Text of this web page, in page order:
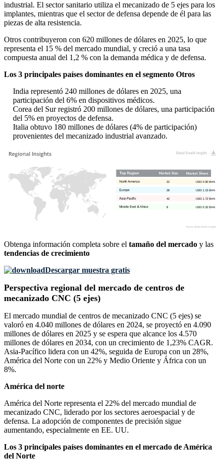
industrial. El sector sanitario utiliza el mecanizado de 5 ejes para los
implantes, mientras que el sector de defensa depende de él para las
piezas de alta resistencia.
Otros contribuyeron con 620 millones de dólares en 2025, lo que
representa el 15 % del mercado mundial, y creció a una tasa
compuesta anual del 1,2 % con la demanda médica y de defensa.
Los 3 principales países dominantes en el segmento Otros
India representó 240 millones de dólares en 2025, una
participación del 6% en dispositivos médicos.
Corea del Sur registró 200 millones de dólares, una participación
del 5% en proyectos de defensa.
Italia obtuvo 180 millones de dólares (4% de participación)
provenientes del mecanizado industrial avanzado.
USD 0.32 Bn%
8
USD 1.72 Bn%
42
USD 1.15 Bn%
28
USD 0.90 Bn%
22
Obtenga información completa sobre el tamaño del mercado y las
tendencias de crecimiento
Descargar muestra gratis
Perspectiva regional del mercado de centros de
mecanizado CNC (5 ejes)
El mercado mundial de centros de mecanizado CNC (5 ejes) se
valoró en 4.040 millones de dólares en 2024, se proyectó en 4.090
millones de dólares en 2025 y se espera que alcance los 4.570
millones de dólares en 2034, con un crecimiento de 1,23% CAGR.
Asia-Pacífico lidera con un 42%, seguida de Europa con un 28%,
América del Norte con un 22% y Medio Oriente y África con un
8%.
América del norte
América del Norte representa el 22% del mercado mundial de
mecanizado CNC, liderado por los sectores aeroespacial y de
defensa. La adopción de componentes de precisión sigue
aumentando, especialmente en EE. UU.
Los 3 principales países dominantes en el mercado de América
del Norte